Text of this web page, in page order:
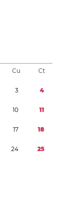
Cu Ct
3 4
10 11
17 18
24 25